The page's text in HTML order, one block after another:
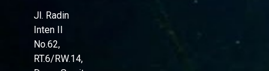
Jl. Radin
Inten II
No.62,
RT.6/RW.14,